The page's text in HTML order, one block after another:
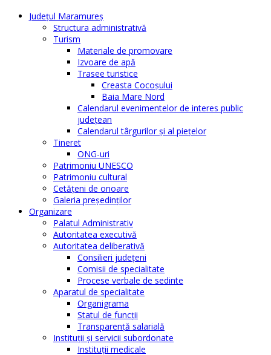
Judeţul Maramureş
Structura administrativă
Turism
Materiale de promovare
Izvoare de apă
Trasee turistice
Creasta Cocoșului
Baia Mare Nord
Calendarul evenimentelor de interes public
judeţean
Calendarul târgurilor şi al pieţelor
Tineret
ONG-uri
Patrimoniu UNESCO
Patrimoniu cultural
Cetăţeni de onoare
Galeria președinților
Organizare
Palatul Administrativ
Autoritatea executivă
Autoritatea deliberativă
Consilieri judeţeni
Comisii de specialitate
Procese verbale de sedinte
Aparatul de specialitate
Organigrama
Statul de funcții
Transparență salarială
Instituţii şi servicii subordonate
Instituţii medicale